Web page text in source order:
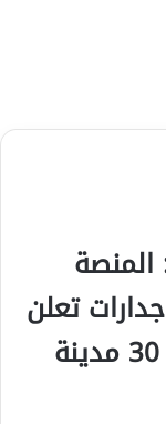
المنصة
تعلن
عن 1957 وظيفة أمنية في 30 مدينة